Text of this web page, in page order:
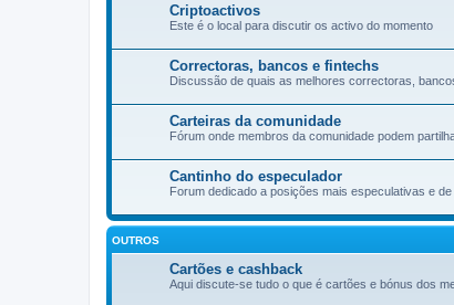
Criptoactivos
Este é o local para discutir os activo do momento
Correctoras, bancos e fintechs
Discussão de quais as melhores correctoras,
Carteiras da comunidade
Fórum onde membros da comunidade podem
Cantinho do especulador
Forum dedicado a posições mais especulativas e
OUTROS
Cartões e cashback
Aqui discute-se tudo o que é cartões e bónus dos